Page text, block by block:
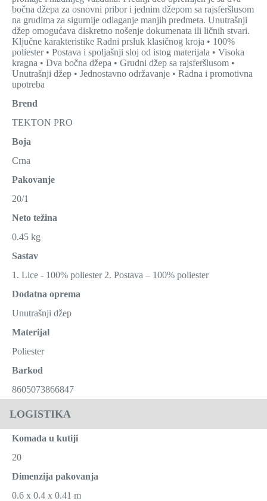
bočna džepa za osnovni pribor i jednim džepom sa rajsferšlusom
na grudima za sigurnije odlaganje manjih predmeta. Unutrašnji
džep omogućava diskretno nošenje dokumenata ili ličnih stvari.
Ključne karakteristike Radni prsluk klasičnog kroja • 100%
poliester • Postava i spoljašnji sloj od istog materijala • Visoka
kragna • Dva bočna džepa • Grudni džep sa rajsferšlusom •
Unutrašnji džep • Jednostavno održavanje • Radna i promotivna
upotreba
Brend
TEKTON PRO
Boja
Crna
Pakovanje
20/1
Neto težina
0.45 kg
Sastav
1. Lice - 100% poliester 2. Postava – 100% poliester
Dodatna oprema
Unutrašnji džep
Materijal
Poliester
Barkod
8605073866847
LOGISTIKA
Komada u kutiji
20
Dimenzija pakovanja
0.6 x 0.4 x 0.41 m